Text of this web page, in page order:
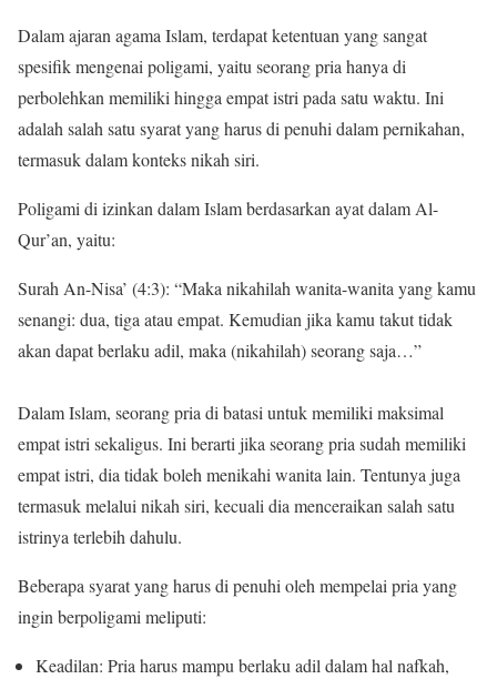
Dalam ajaran agama Islam, terdapat ketentuan yang sangat
spesifik mengenai poligami, yaitu seorang pria hanya di
perbolehkan memiliki hingga empat istri pada satu waktu. Ini
adalah salah satu syarat yang harus di penuhi dalam pernikahan,
termasuk dalam konteks nikah siri.
Poligami di izinkan dalam Islam berdasarkan ayat dalam Al-
Qur’an, yaitu:
Surah An-Nisa’ (4:3): “Maka nikahilah wanita-wanita yang kamu
senangi: dua, tiga atau empat. Kemudian jika kamu takut tidak
akan dapat berlaku adil, maka (nikahilah) seorang saja…”
Dalam Islam, seorang pria di batasi untuk memiliki maksimal
empat istri sekaligus. Ini berarti jika seorang pria sudah memiliki
empat istri, dia tidak boleh menikahi wanita lain. Tentunya juga
termasuk melalui nikah siri, kecuali dia menceraikan salah satu
istrinya terlebih dahulu.
Beberapa syarat yang harus di penuhi oleh mempelai pria yang
ingin berpoligami meliputi:
Keadilan: Pria harus mampu berlaku adil dalam hal nafkah,